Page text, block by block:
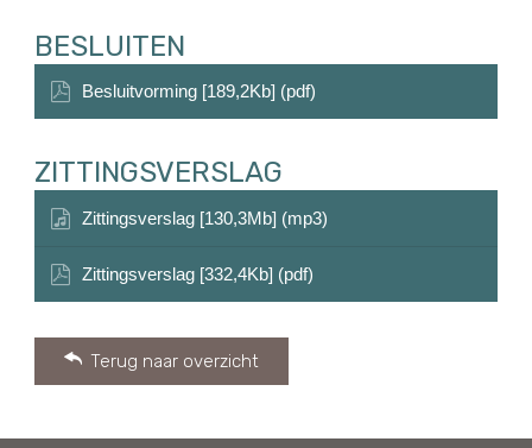
BESLUITEN
Besluitvorming [189,2Kb] (pdf)
ZITTINGSVERSLAG
Zittingsverslag [130,3Mb] (mp3)
Zittingsverslag [332,4Kb] (pdf)
Terug naar overzicht